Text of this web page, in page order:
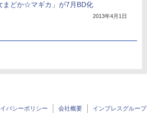
まどか☆マギカ」が7月BD化
2013年4月1日
バシーポリシー 会社概要 インプレスグループ